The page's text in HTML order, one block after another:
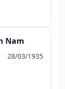
Nam
28/03/1935